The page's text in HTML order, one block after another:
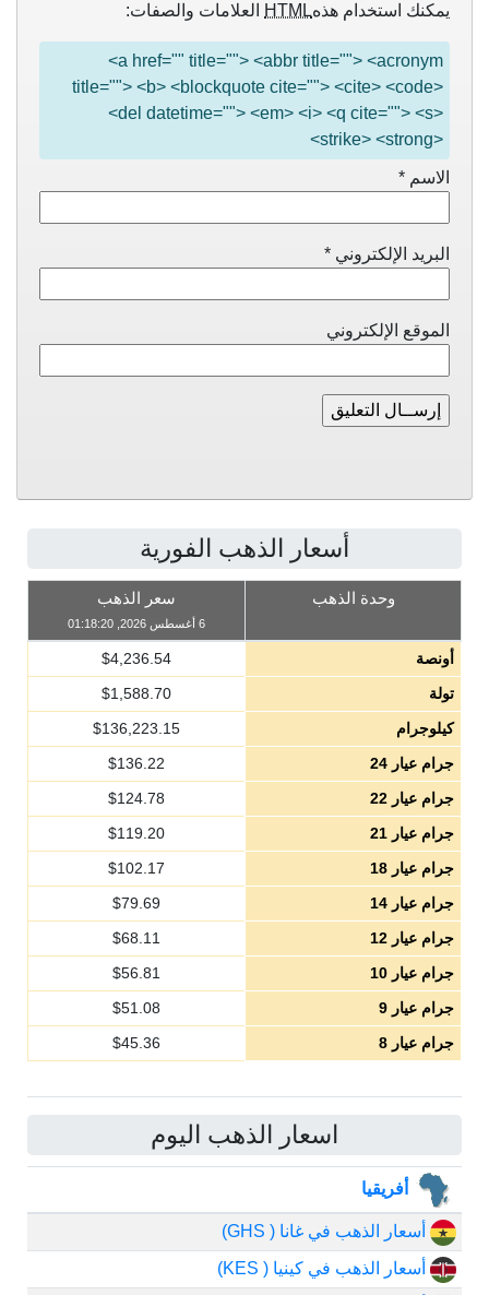
يمكنك استخدام هذهHTML العلامات والصفات:
<a href="" title=""> <abbr title=""> <acronym
title=""> <b> <blockquote cite=""> <cite> <code>
<del datetime=""> <em> <i> <q cite=""> <s>
<strike> <strong>
الاسم *
البريد الإلكتروني *
الموقع الإلكتروني
أسعار الذهب الفورية
وحدة الذهب سعر الذهب
6 أغسطس 2026, 01:18:20
أونصة $4,236.54
تولة
$1,588.70
كيلوجرام
$136,223.15
جرام عيار 24
$136.22
جرام عيار 22
$124.78
جرام عيار 21
$119.20
جرام عيار 18
$102.17
جرام عيار 14
$79.69
جرام عيار 12
$68.11
جرام عيار 10
$56.81
جرام عيار 9
$51.08
جرام عيار 8
$45.36
اسعار الذهب اليوم
أفريقيا
أسعار الذهب في غانا ( GHS)
أسعار الذهب في كينيا ( KES)